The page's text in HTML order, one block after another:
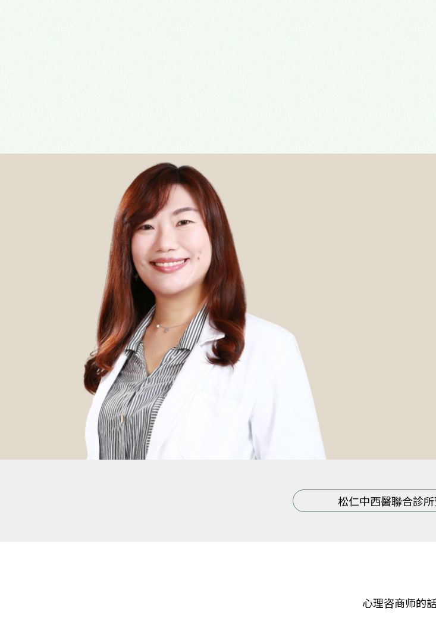
松仁中西醫聯合診
心理咨商师的